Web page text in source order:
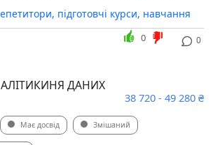
підготовчі курси, навчання
0
0
ДАНИХ
38 720 - 49 280 ₴
Має досвід Змішаний